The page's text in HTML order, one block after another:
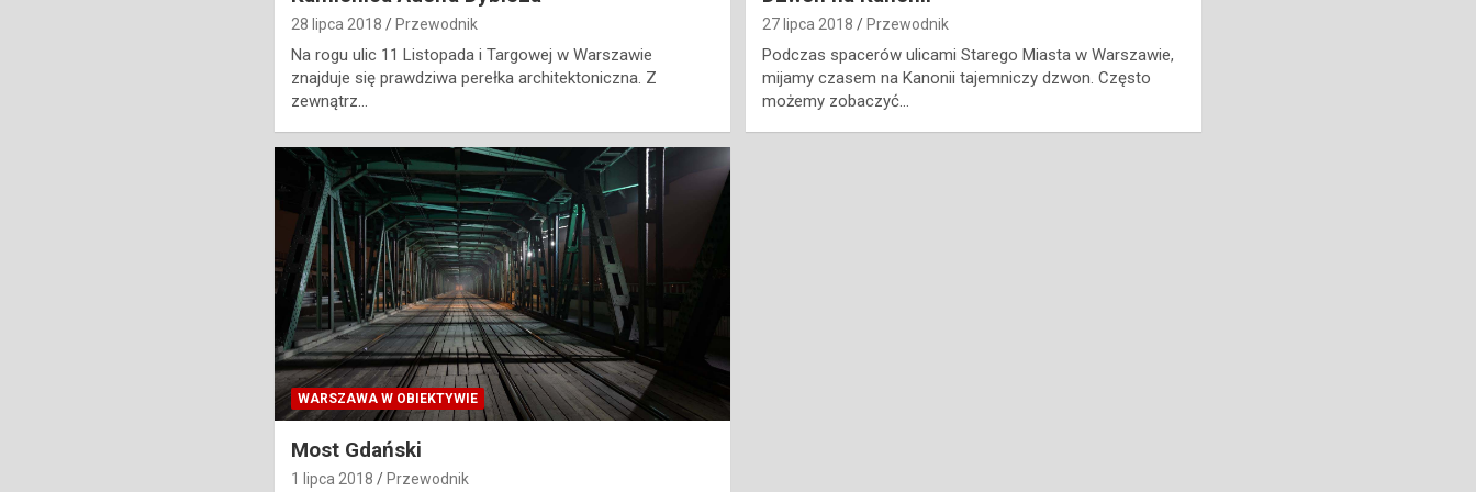
28 lipca 2018 Przewodnik
Na rogu ulic 11 Listopada i Targowej w Warszawie
znajduje się prawdziwa perełka architektoniczna. Z
zewnątrz…
27 lipca 2018 Przewodnik
Podczas spacerów ulicami Starego Miasta w Warszawie,
mijamy czasem na Kanonii tajemniczy dzwon. Często
możemy zobaczyć…
WARSZAWA W OBIEKTYWIE
Most Gdański
1 lipca 2018 Przewodnik